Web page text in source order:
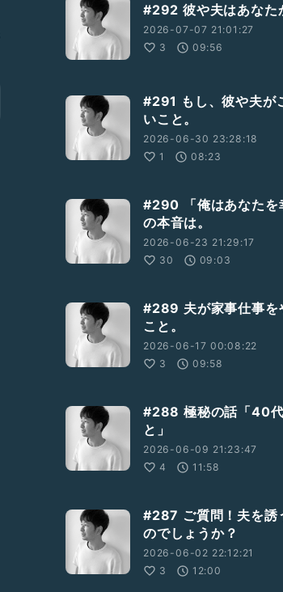
#292 彼や夫はあなた
2026-07-07 21:01:27
3
09:56
#291 もし、彼や夫が
いこと。
2026-06-30 23:28:18
1
08:23
#290 「俺はあなたを
の本音は。
2026-06-23 21:29:17
30
09:03
#289 夫が家事仕事を
こと。
2026-06-17 00:08:22
3
09:58
#288 極秘の話「40代
と」
2026-06-09 21:23:47
4
11:58
#287 ご質問！夫を誘
のでしょうか？
2026-06-02 22:12:21
3
12:00